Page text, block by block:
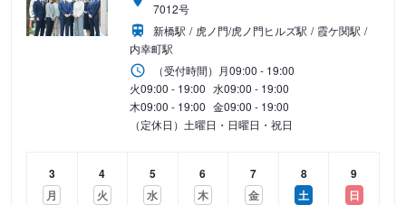
7012号
新橋駅
虎ノ門/虎ノ門ヒルズ駅
霞ケ関駅
内幸町駅
（受付時間） 月09:00 - 19:00
火09:00 - 19:00 水09:00 - 19:00
木09:00 - 19:00 金09:00 - 19:00
（定休日）土曜日・日曜日・祝日
3
月
4
火
5
水
6
木
7
金
8
土
9
日